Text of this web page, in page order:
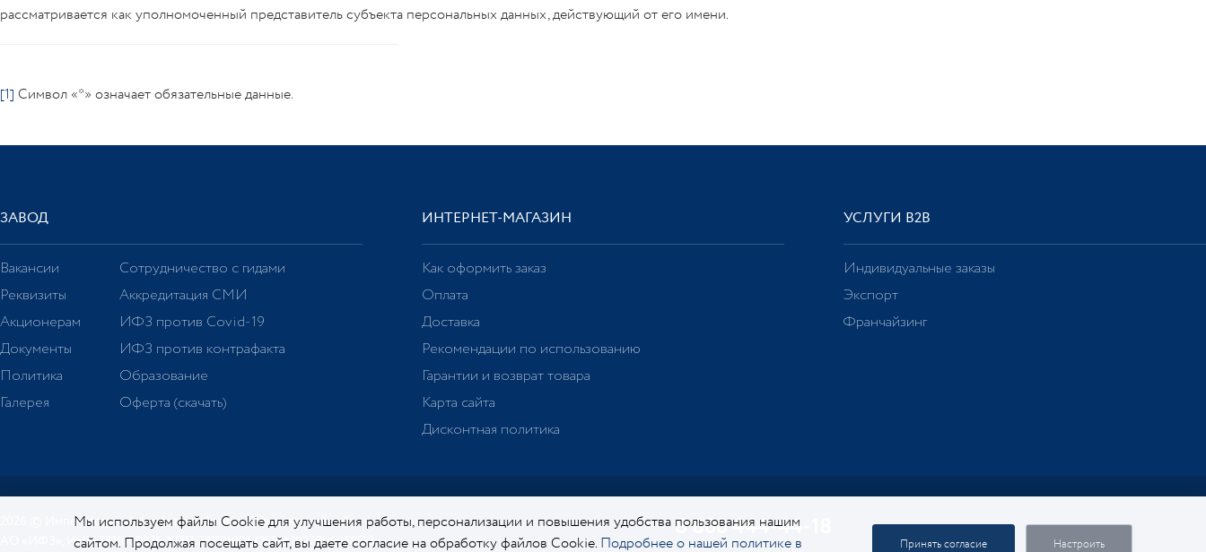
рассматривается как уполномоченный представитель субъекта персональных данных, действующий от его имени.
[1] Символ «*» означает обязательные данные.
ЗАВОД
Вакансии
Реквизиты
Акционерам
Документы
Политика
Галерея
Сотрудничество с гидами
Аккредитация СМИ
ИФЗ против Covid-19
ИФЗ против контрафакта
Образование
Оферта (скачать)
ИНТЕРНЕТ-МАГАЗИН
Как оформить заказ
Оплата
Доставка
Рекомендации по использованию
Гарантии и возврат товара
Карта сайта
Дисконтная политика
УСЛУГИ В2В
Индивидуальные заказы
Экспорт
Франчайзинг
2026 © Императорский фарфоровый завод. Официальный сайт.
АО «ИФЗ», ИНН 7811000276, КПП 781101001, ОГРН 1027806058213
8 800 444-44-18
Мы используем файлы Cookie для улучшения работы, персонализации и повышения удобства пользования нашим
сайтом. Продолжая посещать сайт, вы даете согласие на обработку файлов Cookie. Подробнее о нашей политике в Принять согласие Настроить